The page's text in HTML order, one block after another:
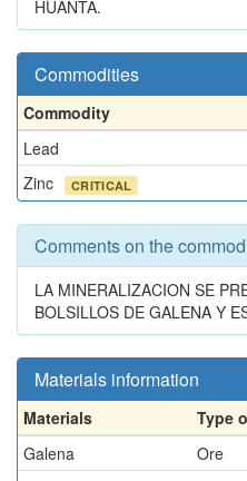
HUANTA.
Commodities
Commodity
Lead
Zinc
CRITICAL
Comments on the
LA MINERALIZACION SE
BOLSILLOS DE GALENA Y
Materials information
Materials
Type
Galena
Ore